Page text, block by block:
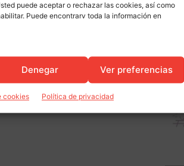
puede aceptar o rechazar las cookies, así como
Puede encontrarv toda la información en
Denegar Ver preferencias
cookies Política de privacidad